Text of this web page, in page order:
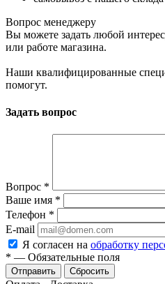
Вопрос менеджеру
Вы можете задать любой
или работе магазина.
Наши квалифицированные
помогут.
Задать вопрос
Вопрос *
Ваше имя *
Телефон *
E-mail
Я согласен на обработку
* — Обязательные поля
Сбросить